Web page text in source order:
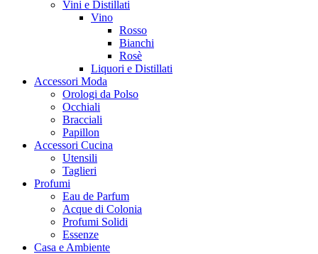
Vini e Distillati
Vino
Rosso
Bianchi
Rosè
Liquori e Distillati
Accessori Moda
Orologi da Polso
Occhiali
Bracciali
Papillon
Accessori Cucina
Utensili
Taglieri
Profumi
Eau de Parfum
Acque di Colonia
Profumi Solidi
Essenze
Casa e Ambiente